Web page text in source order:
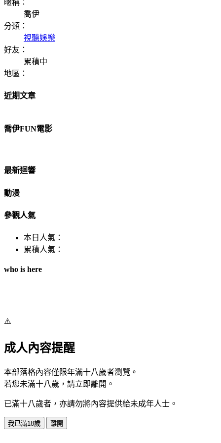
暱稱：
喬伊
分類：
視聽娛樂
好友：
累積中
地區：
近期文章
喬伊FUN電影
最新迴響
動漫
參觀人氣
本日人氣：
累積人氣：
who is here
⚠️
成人內容提醒
本部落格內容僅限年滿十八歲者瀏覽。
若您未滿十八歲，請立即離開。
已滿十八歲者，亦請勿將內容提供給未成年人士。
我已滿18歲 離開